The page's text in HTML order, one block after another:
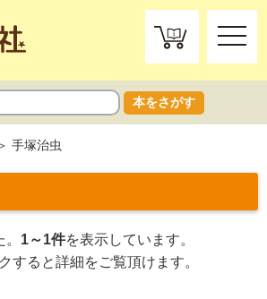
toggle
本をさがす
手塚治虫
1～1件を表示しています。
すると詳細をご覧頂けます。